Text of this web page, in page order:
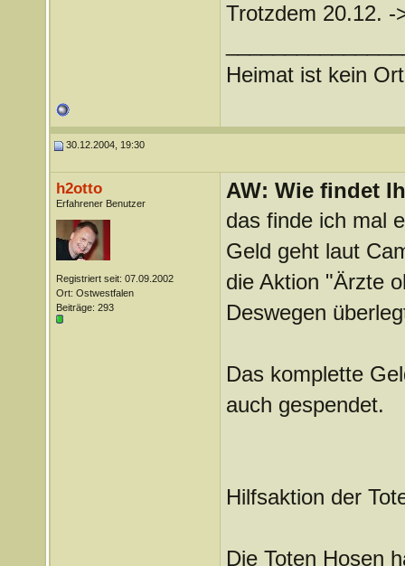
Trotzdem 20.12. -
Heimat ist kein
30.12.2004, 19:30
h2otto
Erfahrener Benutzer
Registriert seit: 07.09.2002
Ort: Ostwestfalen
Beiträge: 293
AW: Wie findet
das finde ich mal
Geld geht laut
die Aktion "Ärzte
Deswegen
Das komplette
auch gespendet.
Hilfsaktion der
Die Toten Hosen